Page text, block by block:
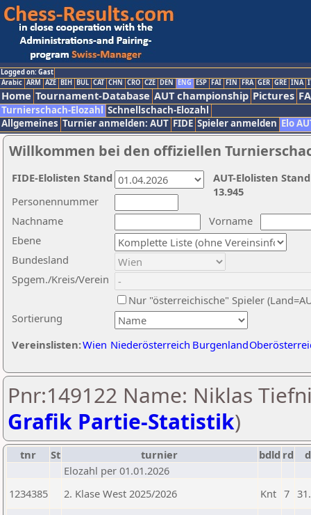
Logged on: Gast
Arabic ARM AZE BIH BUL CAT CHN CRO CZE DEN ENG ESP FAI FIN FRA GER GRE INA
Home Tournament-Database AUT championship Pictures
Turnierschach-Elozahl Schnellschach-Elozahl
Allgemeines Turnier anmelden: AUT FIDE Spieler anmelden Elo
Willkommen bei den offiziellen
Nachname
Vorname
Ebene
Sortierung
Personennummer
Bundesland
Spgem./Kreis/Verein
Nur "österreichische" Spieler
Vereinslisten:Wien Niederösterreich Burgenland
AUT-Elolisten
13.945
FIDE-Elolisten Stand
Pnr:149122 Name: Niklas
Grafik Partie-Statistik)
tnr St turnier bdld rd
Elozahl per 01.01.2026
1234385
2. Klase West 2025/2026 Knt 7